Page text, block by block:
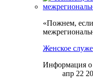
«Пожнем,
Женское
Информация о
апр 22